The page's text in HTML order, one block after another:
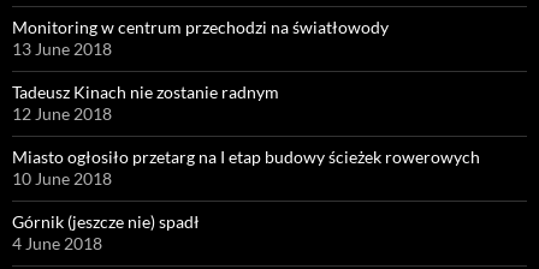
Monitoring w centrum przechodzi na światłowody
13 June 2018
Tadeusz Kinach nie zostanie radnym
12 June 2018
Miasto ogłosiło przetarg na I etap budowy ścieżek rowerowych
10 June 2018
Górnik (jeszcze nie) spadł
4 June 2018